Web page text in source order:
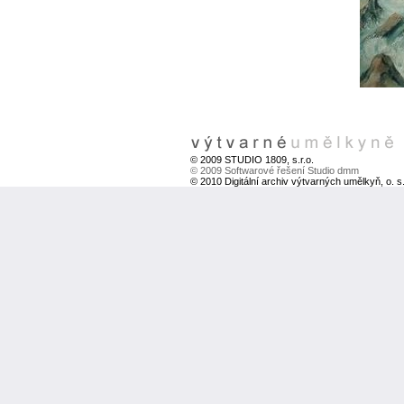
© 2009 STUDIO 1809, s.r.o.
© 2009 Softwarové řešení Studio dmm
© 2010 Digitální archiv výtvarných umělkyň, o. s.